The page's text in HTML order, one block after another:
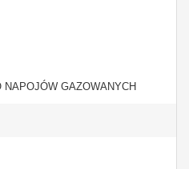
GAZOWANYCH